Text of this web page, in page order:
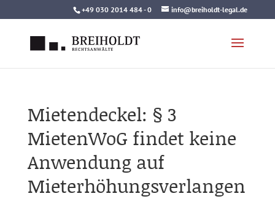
to
+49 030 2014 484 - 0 info@breiholdt-legal.de
Mietendeckel: § 3
MietenWoG findet keine
Anwendung auf
Mieterhöhungsverlangen